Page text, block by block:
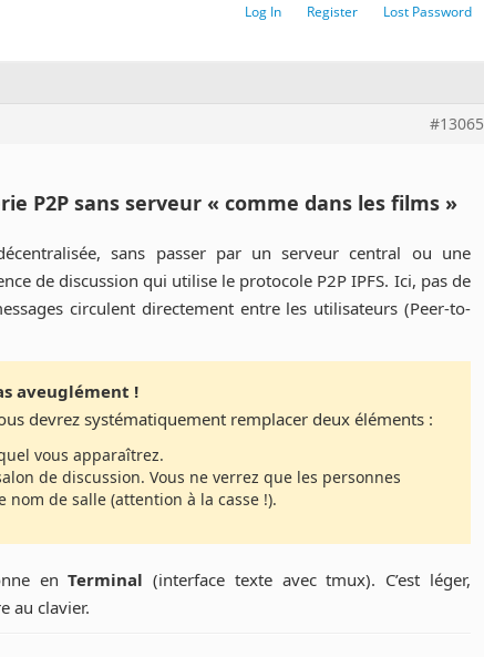
Log In
Register
Lost Password
#13065
P2P sans serveur « comme dans les films »
sans passer par un serveur central ou une
de discussion qui utilise le protocole P2P IPFS. Ici, pas de
circulent directement entre les utilisateurs (Peer-to-
aveuglément !
devrez systématiquement remplacer deux éléments :
vous apparaîtrez.
de discussion. Vous ne verrez que les personnes
de salle (attention à la casse !).
enTerminal (interface texte avec tmux). C’est léger,
au clavier.